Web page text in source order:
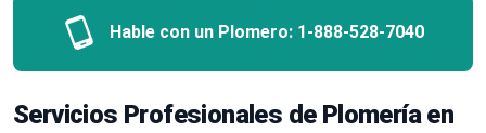
Hable con un Plomero: 1-888-528-7040
Servicios Profesionales de Plomería en